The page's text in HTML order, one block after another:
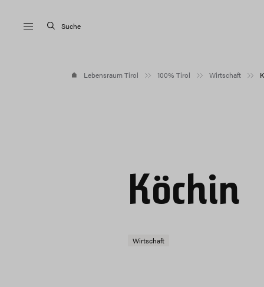
Suche
Lebensraum Tirol 100% Tirol Wirtschaft
Köchin
Wirtschaft